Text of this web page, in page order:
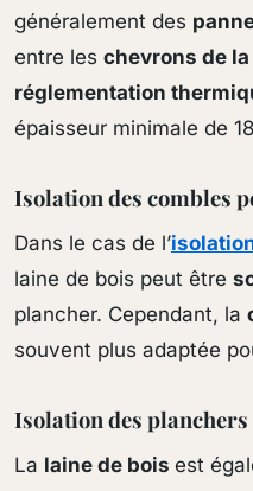
généralement des
entre les chevrons de
réglementation
épaisseur minimale de
Isolation des combles
Dans le cas de l’
laine de bois peut être
plancher. Cependant, la
souvent plus adaptée
Isolation des planchers
La laine de bois est